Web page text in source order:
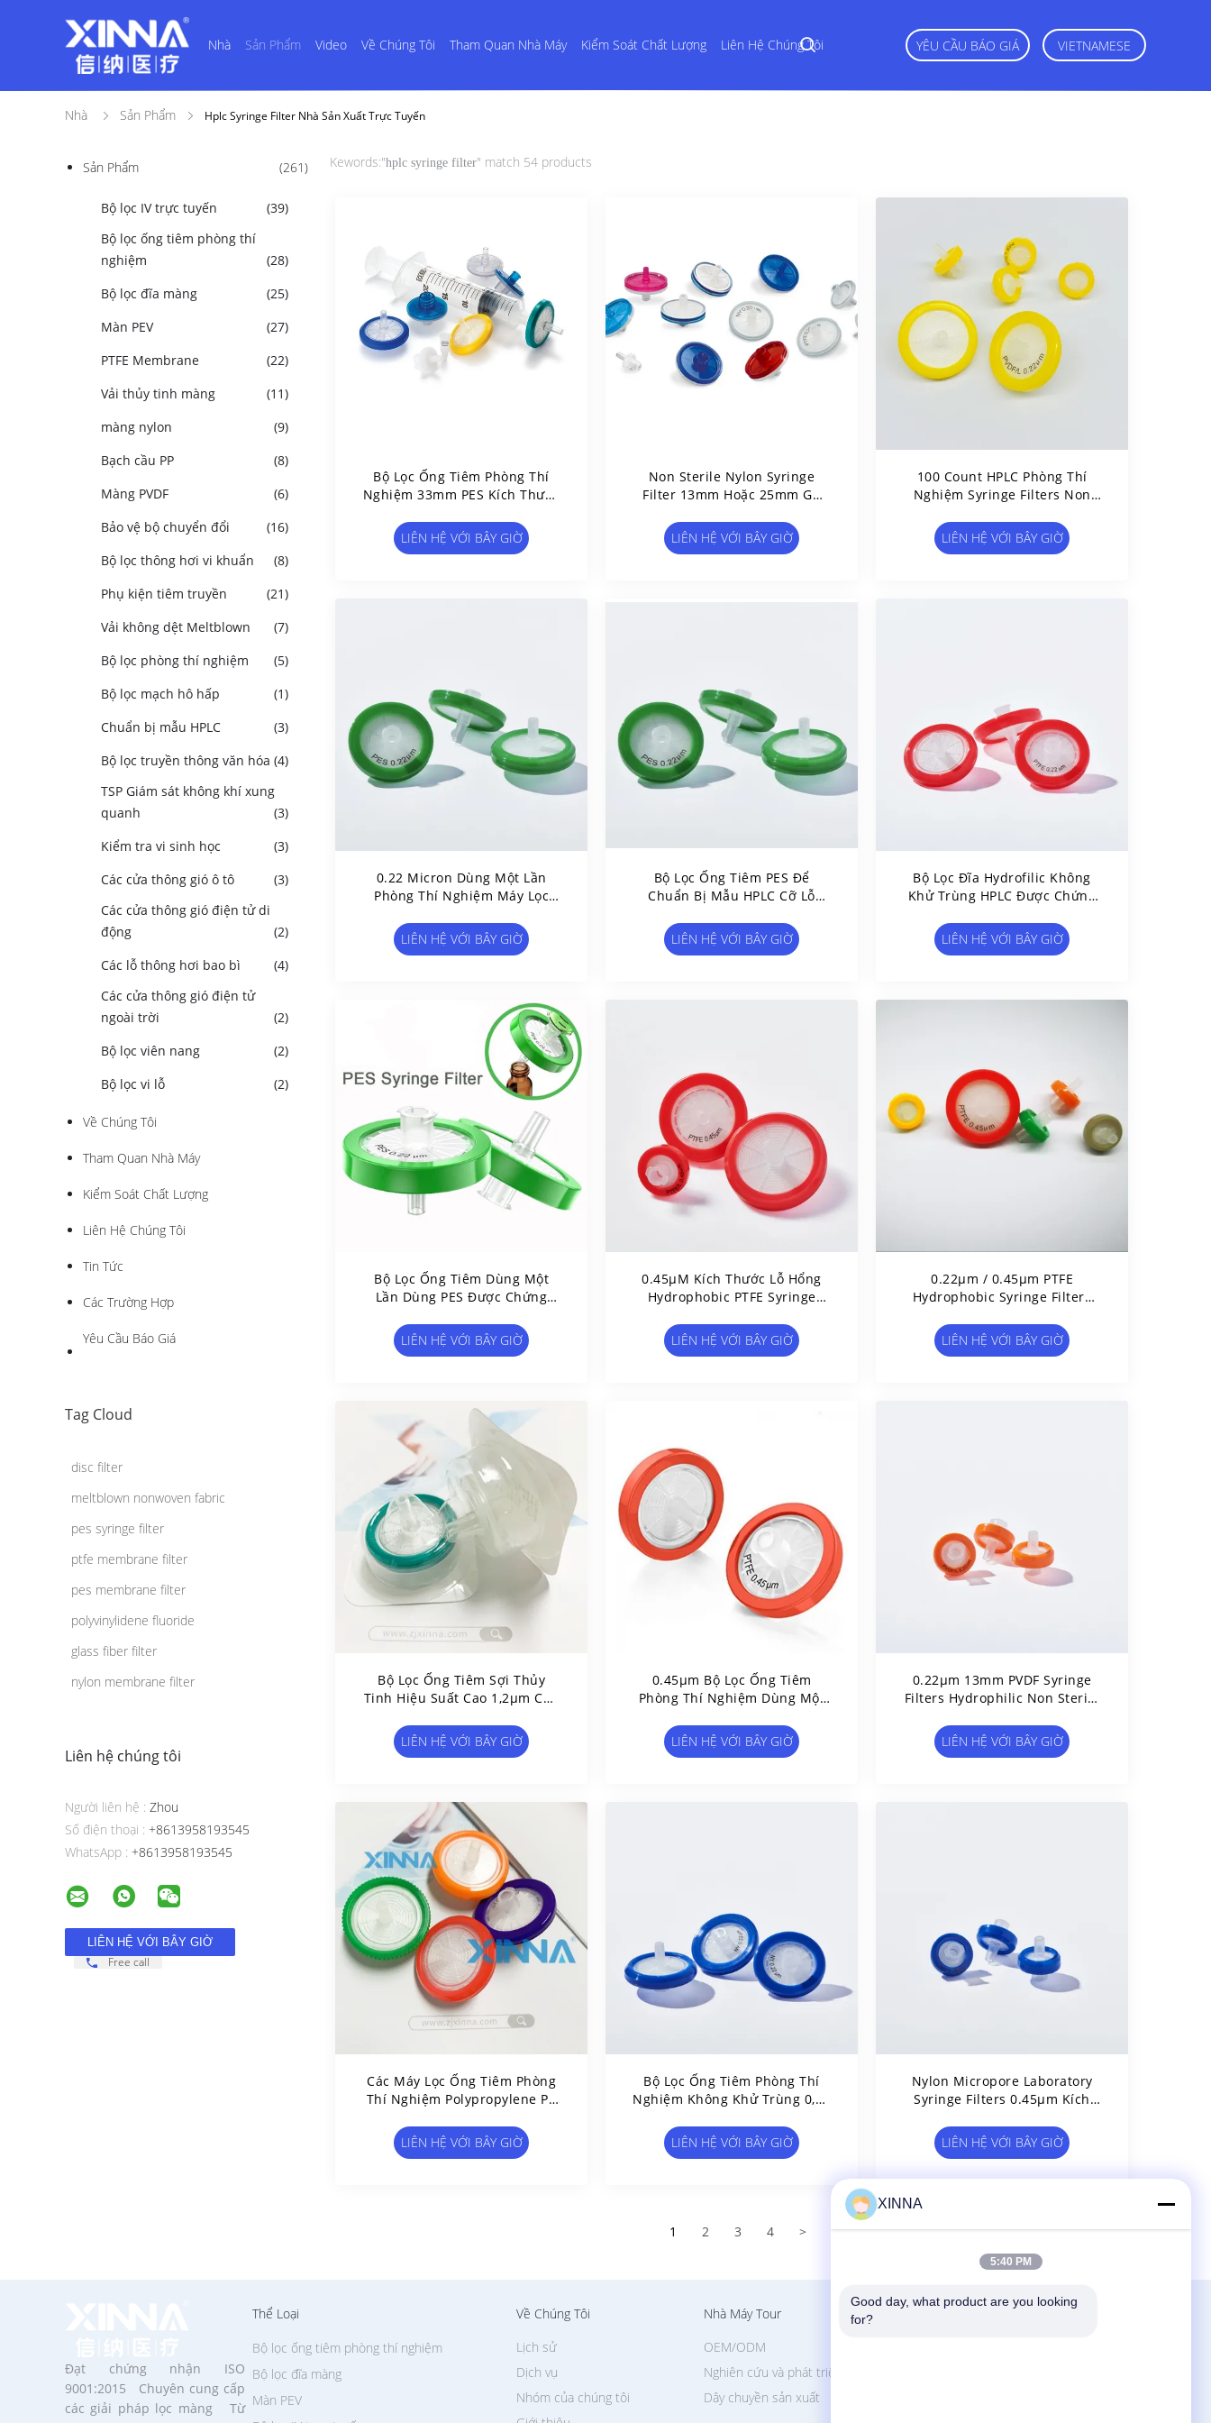
Nhà Sản Phẩm Video Về Chúng Tôi Tham Quan Nhà Máy Kiểm Soát Chất Lượng Liên Hệ Chúng Tôi YÊU CẦU BÁO GIÁ VIETNAMESE
Nhà Sản Phẩm Hplc Syringe Filter Nhà Sản Xuất Trực Tuyến
Sản Phẩm (261)
Bộ lọc IV trực tuyến
(39)
Bộ lọc ống tiêm phòng thí
nghiệm
(28)
Bộ lọc đĩa màng
(25)
Màn PEV
(27)
PTFE Membrane
(22)
Vải thủy tinh màng
(11)
màng nylon
(9)
Bạch cầu PP
(8)
Màng PVDF
(6)
Bảo vệ bộ chuyển đổi
(16)
Bộ lọc thông hơi vi khuẩn
(8)
Phụ kiện tiêm truyền
(21)
Vải không dệt Meltblown
(7)
Bộ lọc phòng thí nghiệm
(5)
Bộ lọc mạch hô hấp
(1)
Chuẩn bị mẫu HPLC
(3)
Bộ lọc truyền thông văn hóa (4)
TSP Giám sát không khí xung
quanh
(3)
Kiểm tra vi sinh học
(3)
Các cửa thông gió ô tô
(3)
Các cửa thông gió điện tử di
động
(2)
Các lỗ thông hơi bao bì
(4)
Các cửa thông gió điện tử
ngoài trời
(2)
Bộ lọc viên nang
(2)
Bộ lọc vi lỗ
(2)
Về Chúng Tôi
Tham Quan Nhà Máy
Kiểm Soát Chất Lượng
Liên Hệ Chúng Tôi
Tin Tức
Các Trường Hợp
Yêu Cầu Báo Giá
Tag Cloud
disc filter
meltblown nonwoven fabric
pes syringe filter
ptfe membrane filter
pes membrane filter
polyvinylidene fluoride
glass fiber filter
nylon membrane filter
Liên hệ chúng tôi
Người liên hệ : Zhou
Số điện thoại : +8613958193545
WhatsApp : +8613958193545
Free call
Kewords:"hplc syringe filter" match 54 products
Bộ Lọc Ống Tiêm Phòng Thí
Nghiệm 33mm PES Kích Thước
HPLC Dùng Một Lần
LIÊN HỆ VỚI BÂY GIỜ
Non Sterile Nylon Syringe
Filter 13mm Hoặc 25mm GC
LIÊN HỆ VỚI BÂY GIỜ
100 Count HPLC Phòng Thí
Nghiệm Syringe Filters Non
LIÊN HỆ VỚI BÂY GIỜ
0.22 Micron Dùng Một Lần
Phòng Thí Nghiệm Máy Lọc
Φ13mm Φ25mm Φ33mm
LIÊN HỆ VỚI BÂY GIỜ
Bộ Lọc Ống Tiêm PES Để
Chuẩn Bị Mẫu HPLC Cỡ Lỗ
LIÊN HỆ VỚI BÂY GIỜ
Bộ Lọc Đĩa Hydrofilic Không
Khử Trùng HPLC Được Chứng
LIÊN HỆ VỚI BÂY GIỜ
Bộ Lọc Ống Tiêm Dùng Một
Lần Dùng PES Được Chứng
25mm / 33mm
LIÊN HỆ VỚI BÂY GIỜ
0.45μM Kích Thước Lỗ Hổng
Hydrophobic PTFE Syringe
Sample Prefiltering
LIÊN HỆ VỚI BÂY GIỜ
0.22μm / 0.45μm PTFE
Hydrophobic Syringe Filters
Prefiltering 13/25/33mm
LIÊN HỆ VỚI BÂY GIỜ
Bộ Lọc Ống Tiêm Sợi Thủy
Tinh Hiệu Suất Cao 1,2μm Cho
LIÊN HỆ VỚI BÂY GIỜ
0.45μm Bộ Lọc Ống Tiêm
Phòng Thí Nghiệm Dùng Một
Nhựa
LIÊN HỆ VỚI BÂY GIỜ
0.22μm 13mm PVDF Syringe
Filters Hydrophilic Non Sterile
LIÊN HỆ VỚI BÂY GIỜ
Các Máy Lọc Ống Tiêm Phòng
Thí Nghiệm Polypropylene PP
LIÊN HỆ VỚI BÂY GIỜ
Bộ Lọc Ống Tiêm Phòng Thí
Nghiệm Không Khử Trùng 0,22
Màng Nylon
LIÊN HỆ VỚI BÂY GIỜ
Nylon Micropore Laboratory
Syringe Filters 0.45μm Kích
Không Vô Trùng
LIÊN HỆ VỚI BÂY GIỜ
1 2 3 4 >
Đạt chứng nhận ISO
9001:2015 Chuyên cung cấp
các giải pháp lọc màng Từ
Thể Loại
Bộ lọc ống tiêm phòng thí nghiệm
Bộ lọc đĩa màng
Màn PEV
Về Chúng Tôi
Lịch sử
Dịch vụ
Nhóm của chúng tôi
Nhà Máy Tour
Dây chuyền sản xuất
OEM/ODM
Nghiên cứu và phát triển
Liên Hệ Với Chúng Tôi
XINNA
5:40 PM
Good day, what product are you looking
for?